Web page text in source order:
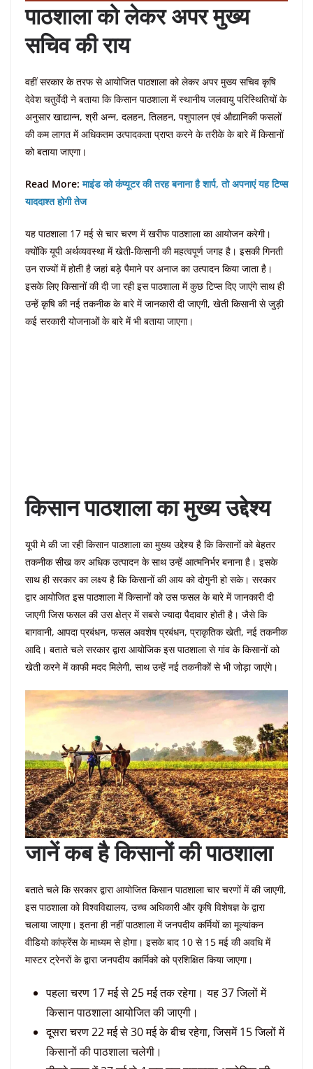
पाठशाला को लेकर अपर मुख्य
सचिव की राय
वहीं सरकार के तरफ से आयोजित पाठशाला को लेकर अपर मुख्य सचिव कृषि
देवेश चतुर्वेदी ने बताया कि किसान पाठशाला में स्थानीय जलवायु परिस्थितियों के
अनुसार खाद्यान्न, श्री अन्न, दलहन, तिलहन, पशुपालन एवं औद्यानिकी फसलों
की कम लागत में अधिकतम उत्पादकता प्राप्त करने के तरीके के बारे में किसानों
को बताया जाएगा।
Read More:माइंड को कंप्यूटर की तरह बनाना है शार्प, तो अपनाएं यह टिप्स
याददाश्त होगी तेज
यह पाठशाला 17 मई से चार चरण में खरीफ पाठशाला का आयोजन करेगी।
क्योंकि यूपी अर्थव्यवस्था में खेती-किसानी की महत्वपूर्ण जगह है। इसकी गिनती
उन राज्यों में होती है जहां बड़े पैमाने पर अनाज का उत्पादन किया जाता है।
इसके लिए किसानों की दी जा रही इस पाठशाला में कुछ टिप्स दिए जाएंगे साथ ही
उन्हें कृषि की नई तकनीक के बारे में जानकारी दी जाएगी, खेती किसानी से जुड़ी
कई सरकारी योजनाओं के बारे में भी बताया जाएगा।
किसान पाठशाला का मुख्य उद्देश्य
यूपी मे की जा रही किसान पाठशाला का मुख्य उद्देश्य है कि किसानों को बेहतर
तकनीक सीख कर अधिक उत्पादन के साथ उन्हें आत्मनिर्भर बनाना है। इसके
साथ ही सरकार का लक्ष्य है कि किसानों की आय को दोगुनी हो सके। सरकार
द्वार आयोजित इस पाठशाला में किसानों को उस फसल के बारे में जानकारी दी
जाएगी जिस फसल की उस क्षेत्र में सबसे ज्यादा पैदावार होती है। जैसे कि
बागवानी, आपदा प्रबंधन, फसल अवशेष प्रबंधन, प्राकृतिक खेती, नई तकनीक
आदि। बताते चले सरकार द्वारा आयोजिक इस पाठशाला से गांव के किसानों को
खेती करने में काफी मदद मिलेगी, साथ उन्हें नई तकनीकों से भी जोड़ा जाएंगे।
जानें कब है किसानों की पाठशाला
बताते चले कि सरकार द्वारा आयोजित किसान पाठशाला चार चरणों में की जाएगी,
इस पाठशाला को विश्वविद्यालय, उच्च अधिकारी और कृषि विशेषज्ञ के द्वारा
चलाया जाएगा। इतना ही नहीं पाठशाला में जनपदीय कर्मियों का मूल्यांकन
वीडियो कांफ्रेंस के माध्यम से होगा। इसके बाद 10 से 15 मई की अवधि में
मास्टर ट्रेनरों के द्वारा जनपदीय कार्मिको को प्रशिक्षित किया जाएगा।
पहला चरण 17 मई से 25 मई तक रहेगा। यह 37 जिलों में
किसान पाठशाला आयोजित की जाएगी।
दूसरा चरण 22 मई से 30 मई के बीच रहेगा, जिसमें 15 जिलों में
किसानों की पाठशाला चलेगी।